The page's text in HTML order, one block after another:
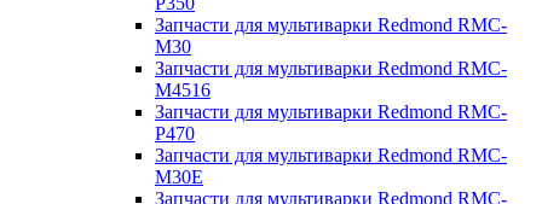
Запчасти для мультиварки Redmond RMC-
M30
Запчасти для мультиварки Redmond RMC-
M4516
Запчасти для мультиварки Redmond RMC-
P470
Запчасти для мультиварки Redmond RMC-
M30E
Запчасти для мультиварки Redmond RMC-